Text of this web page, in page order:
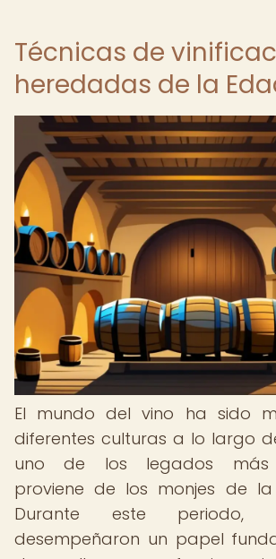
Técnicas de
heredadas de la
El mundo del vino ha sido
diferentes culturas a lo largo
uno de los legados más
proviene de los monjes de la
Durante este periodo,
desempeñaron un papel